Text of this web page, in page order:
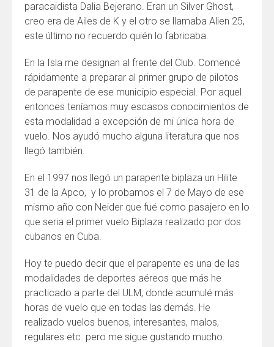
paracaidista Dalia Bejerano. Eran un Silver Ghost,
creo era de Ailes de K y el otro se llamaba Alien 25,
este último no recuerdo quién lo fabricaba.
En la Isla me designan al frente del Club. Comencé
rápidamente a preparar al primer grupo de pilotos
de parapente de ese municipio especial. Por aquel
entonces teníamos muy escasos conocimientos de
esta modalidad a excepción de mi única hora de
vuelo. Nos ayudó mucho alguna literatura que nos
llegó también.
En el 1997 nos llegó un parapente biplaza un Hilite
31 de la Apco, y lo probamos el 7 de Mayo de ese
mismo año con Neider que fué como pasajero en lo
que seria el primer vuelo Biplaza realizado por dos
cubanos en Cuba.
Hoy te puedo decir que el parapente es una de las
modalidades de deportes aéreos que más he
practicado a parte del ULM, donde acumulé más
horas de vuelo que en todas las demás. He
realizado vuelos buenos, interesantes, malos,
regulares etc. pero me sigue gustando mucho.